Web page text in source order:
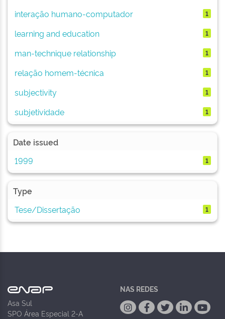
interação humano-computador 1
learning and education 1
man-technique relationship 1
relação homem-técnica 1
subjectivity 1
subjetividade 1
Date issued
1999
1
Type
Tese/Dissertação
1
Asa Sul
SPO Área Especial 2-A
NAS REDES